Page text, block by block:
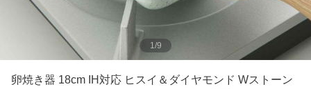
1 /9
卵焼き器 18cm IH対応 ヒスイ＆ダイヤモンド Wストーン